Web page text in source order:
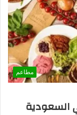
مطاعم
السعودية